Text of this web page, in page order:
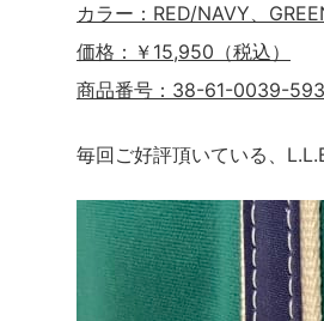
カラー：RED/NAVY、
価格：￥15,950（税込）
商品番号：38-61-0039-593
毎回ご好評頂いている、